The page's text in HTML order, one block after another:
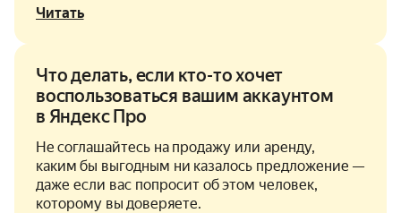
Читать
Что делать, если кто-то хочет
воспользоваться вашим аккаунтом
в Яндекс Про
Не соглашайтесь на продажу или аренду,
каким бы выгодным ни казалось предложение —
даже если вас попросит об этом человек,
которому вы доверяете.